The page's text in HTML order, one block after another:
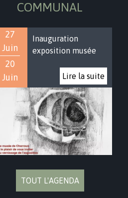
COMMUNAL
27
Juin
20
Juin
Inauguration
exposition musée
TOUT L'AGENDA